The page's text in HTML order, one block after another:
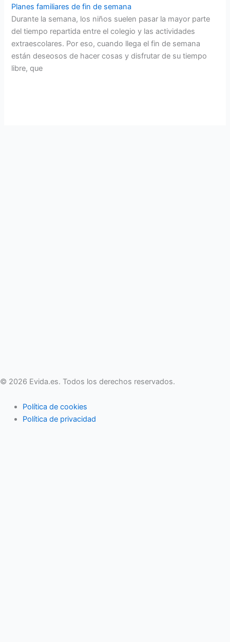
Planes familiares de fin de semana
Durante la semana, los niños suelen pasar la mayor parte
del tiempo repartida entre el colegio y las actividades
extraescolares. Por eso, cuando llega el fin de semana
están deseosos de hacer cosas y disfrutar de su tiempo
libre, que
© 2026 Evida.es. Todos los derechos reservados.
Política de cookies
Política de privacidad